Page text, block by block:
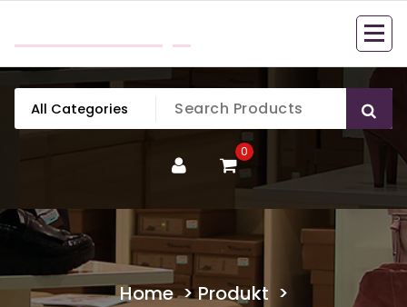
content
0
Home>Produkt >